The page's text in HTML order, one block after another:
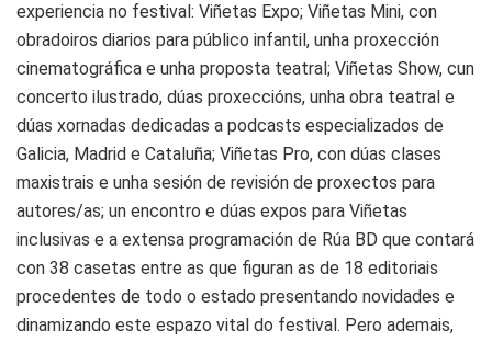
experiencia no festival: Viñetas Expo; Viñetas Mini, con
obradoiros diarios para público infantil, unha proxección
cinematográfica e unha proposta teatral; Viñetas Show, cun
concerto ilustrado, dúas proxeccións, unha obra teatral e
dúas xornadas dedicadas a podcasts especializados de
Galicia, Madrid e Cataluña; Viñetas Pro, con dúas clases
maxistrais e unha sesión de revisión de proxectos para
autores/as; un encontro e dúas expos para Viñetas
inclusivas e a extensa programación de Rúa BD que contará
con 38 casetas entre as que figuran as de 18 editoriais
procedentes de todo o estado presentando novidades e
dinamizando este espazo vital do festival. Pero ademais,